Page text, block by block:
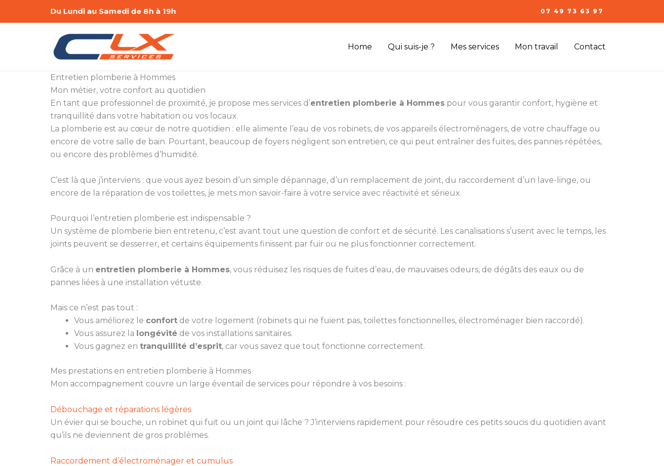
Du Lundi au Samedi de 8h à 19h 07 49 73 63 97
Home Qui suis-je ? Mes services Mon travail Contact
Entretien plomberie à Hommes
Mon métier, votre confort au quotidien
En tant que professionnel de proximité, je propose mes services d’entretien plomberie à Hommes pour vous garantir confort, hygiène et
tranquillité dans votre habitation ou vos locaux.
La plomberie est au cœur de notre quotidien : elle alimente l’eau de vos robinets, de vos appareils électroménagers, de votre chauffage ou
encore de votre salle de bain. Pourtant, beaucoup de foyers négligent son entretien, ce qui peut entraîner des fuites, des pannes répétées,
ou encore des problèmes d’humidité.
C’est là que j’interviens : que vous ayez besoin d’un simple dépannage, d’un remplacement de joint, du raccordement d’un lave-linge, ou
encore de la réparation de vos toilettes, je mets mon savoir-faire à votre service avec réactivité et sérieux.
Pourquoi l’entretien plomberie est indispensable ?
Un système de plomberie bien entretenu, c’est avant tout une question de confort et de sécurité. Les canalisations s’usent avec le temps, les
joints peuvent se desserrer, et certains équipements finissent par fuir ou ne plus fonctionner correctement.
Grâce à un entretien plomberie à Hommes, vous réduisez les risques de fuites d’eau, de mauvaises odeurs, de dégâts des eaux ou de
pannes liées à une installation vétuste.
Mais ce n’est pas tout :
Vous améliorez le confort de votre logement (robinets qui ne fuient pas, toilettes fonctionnelles, électroménager bien raccordé).
Vous assurez la longévité de vos installations sanitaires.
Vous gagnez en tranquillité d’esprit, car vous savez que tout fonctionne correctement.
Mes prestations en entretien plomberie à Hommes
Mon accompagnement couvre un large éventail de services pour répondre à vos besoins :
Débouchage et réparations légères
Un évier qui se bouche, un robinet qui fuit ou un joint qui lâche ? J’interviens rapidement pour résoudre ces petits soucis du quotidien avant
qu’ils ne deviennent de gros problèmes.
Raccordement d’électroménager et cumulus